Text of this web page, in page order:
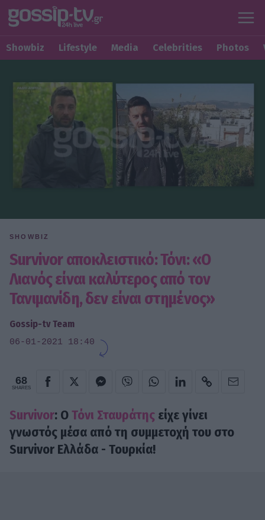
Showbiz Lifestyle Media Celebrities Photos
SHOWBIZ
Survivor αποκλειστικό: Τόνι: «Ο
Λιανός είναι καλύτερος από τον
Τανιμανίδη, δεν είναι στημένος»
Gossip-tv Team
06-01-2021 18:40
68
SHARES
Survivor: ΟΤόνι Σταυράτης είχε γίνει
γνωστός μέσα από τη συμμετοχή του στο
Survivor Ελλάδα - Τουρκία!